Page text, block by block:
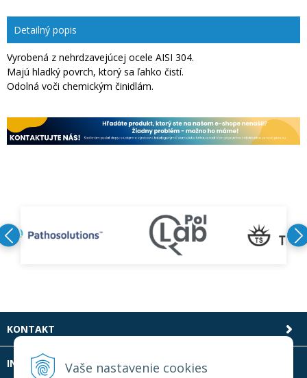
Vaše nastavenie cookies
Detailný popis
Vyrobená z nehrdzavejúcej ocele AISI 304.
Majú hladký povrch, ktorý sa ľahko čistí.
Odolná voči chemickým činidlám.
KONTAKT
INFOLINKA